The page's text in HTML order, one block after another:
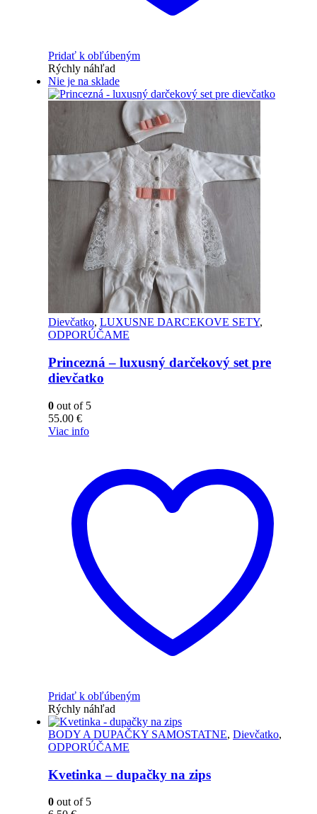
Pridať k obľúbeným
Rýchly náhľad
Nie je na sklade
Dievčatko, LUXUSNE DARCEKOVE SETY,
ODPORÚČAME
Princezná – luxusný darčekový set pre
dievčatko
0 out of 5
55.00 €
Viac info
Pridať k obľúbeným
Rýchly náhľad
BODY A DUPAČKY SAMOSTATNE, Dievčatko,
ODPORÚČAME
Kvetinka – dupačky na zips
0 out of 5